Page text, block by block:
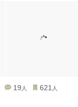
19 人 621 人